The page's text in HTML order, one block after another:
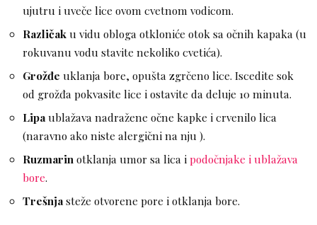
ujutru i uveče lice ovom cvetnom vodicom.
Različaku vidu obloga otkloniće otok sa očnih kapaka (u
rokuvanu vodu stavite nekoliko cvetića).
Grožđe uklanja bore, opušta zgrčeno lice. Iscedite sok
od grožđa pokvasite lice i ostavite da deluje 10 minuta.
Lipaublažava nadražene očne kapke i crvenilo lica
(naravno ako niste alergični na nju ).
Ruzmarin otklanja umor sa lica ipodočnjake i ublažava
bore.
Trešnjasteže otvorene pore i otklanja bore.